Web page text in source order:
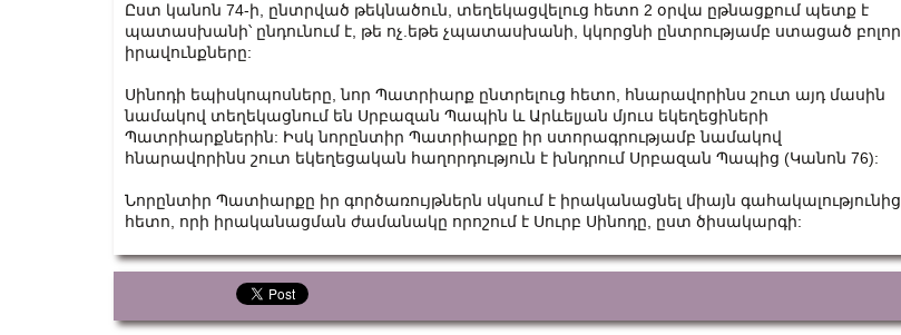
Ըստ կանոն 74-ի, ընտրված թեկնածուն, տեղեկացվելուց հետո 2 օրվա ըթնացքում պետք է
պատասխանի՝ ընդունում է, թե ոչ.եթե չպատասխանի, կկորցնի ընտրությամբ ստացած բոլոր
իրավունքները:
Սինոդի եպիսկոպոսները, նոր Պատրիարք ընտրելուց հետո, հնարավորինս շուտ այդ մասին
նամակով տեղեկացնում են Սրբազան Պապին և Արևելյան մյուս եկեղեցիների
Պատրիարքներին: Իսկ նորընտիր Պատրիարքը իր ստորագրությամբ նամակով
հնարավորինս շուտ եկեղեցական հաղորդություն է խնդրում Սրբազան Պապից (Կանոն 76):
Նորընտիր Պատիարքը իր գործառույթներն սկսում է իրականացնել միայն գահակալությունից
հետո, որի իրականացման ժամանակը որոշում է Սուրբ Սինոդը, ըստ ծիսակարգի: